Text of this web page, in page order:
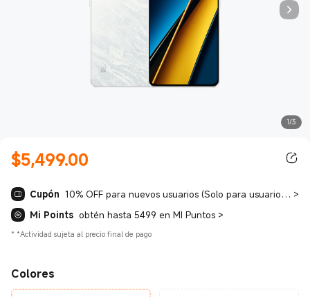
1/3
$5,499.00
Current Price $5499.00
Cupón 10% OFF para nuevos usuarios (Solo para usuarios nuevos) >
Mi Points obtén hasta 5499 en MI Puntos >
* *Actividad sujeta al precio final de pago
Colores